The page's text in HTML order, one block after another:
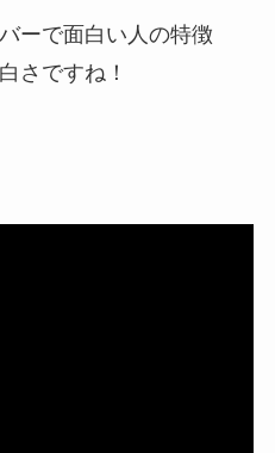
ーで面白い人の特徴
さですね！